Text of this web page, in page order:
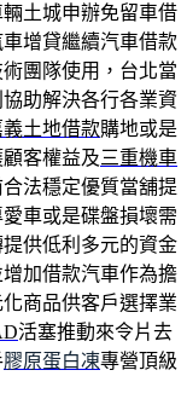
土城申辦免留車借
增貸繼續汽車借款
團隊使用，台北當
助解決各行各業資
義土地借款購地或是
客權益及三重機車
法穩定優質當舖提
車或是碟盤損壞需
供低利多元的資金
加借款汽車作為擔
商品供客戶選擇業
活塞推動來令片去
膠原蛋白凍專營頂級